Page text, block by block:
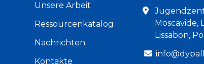
Unsere Arbeit
Ressourcenkatalog
Nachrichten
Kontakte
Moscavide,
Lissabon,